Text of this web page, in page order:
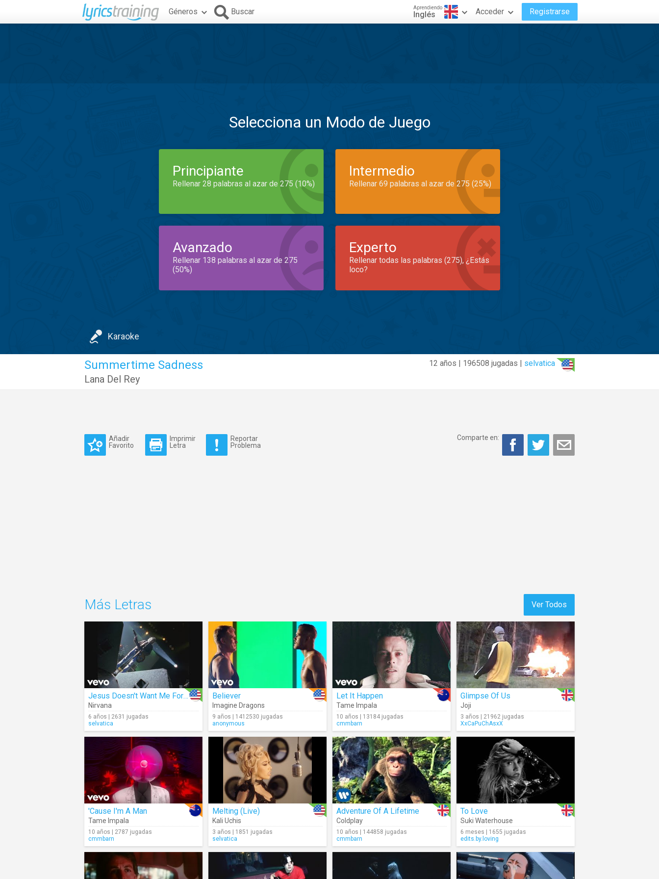
Géneros Buscar Aprendiendo
Inglés Acceder Registrarse
Selecciona un Modo de Juego
Principiante
Rellenar 28 palabras al azar de 275 (10%)
Intermedio
Rellenar 69 palabras al azar de 275 (25%)
Avanzado
Rellenar 138 palabras al azar de 275
(50%)
Experto
Rellenar todas las palabras (275), ¿Estás
loco?
Karaoke
12 años | 196508 jugadas | selvatica
Summertime Sadness
Lana Del Rey
Añadir
Favorito
Imprimir
Letra
Reportar
Problema
Comparte en:
Ver Todos
Más Letras
Jesus Doesn't Want Me For A Sunbeam (Live)
Nirvana
6 años | 2631 jugadas
selvatica
Believer
Imagine Dragons
9 años | 1412530 jugadas
anonymous
Let It Happen
Tame Impala
10 años | 13184 jugadas
cmmbarn
Glimpse Of Us
Joji
3 años | 21962 jugadas
XxCaPuChAsxX
'Cause I'm A Man
Tame Impala
10 años | 2787 jugadas
cmmbarn
Melting (Live)
Kali Uchis
3 años | 1851 jugadas
selvatica
Adventure Of A Lifetime
Coldplay
10 años | 144858 jugadas
cmmbarn
To Love
Suki Waterhouse
6 meses | 1655 jugadas
edits.by.loving